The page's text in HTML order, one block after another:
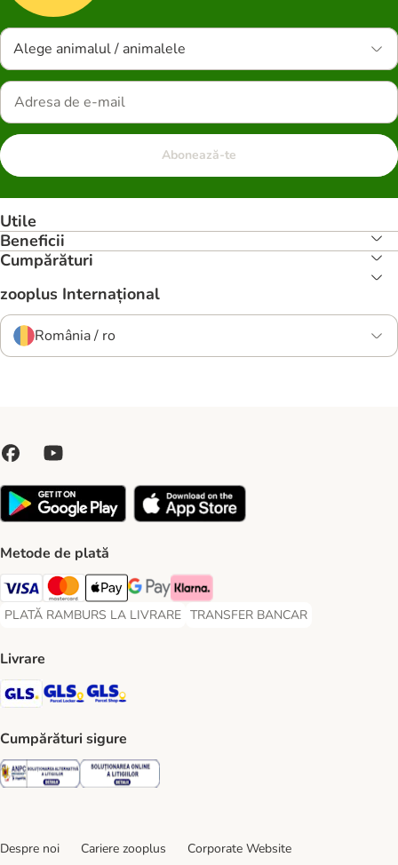
Alege animalul / animalele
Abonează-te
Utile
Beneficii
Cumpărături
zooplus Internațional
România / ro
Metode de plată
Visa Payment Method
Master Card Payment Method
Apple Pay Payment Method
Google Pay Payment Method
Klarna Payment Method
PLATĂ RAMBURS LA LIVRARE
PLATĂ RAMBURS LA LIVRARE Payment Method
TRANSFER BANCAR
TRANSFER BANCAR Payment
Livrare
GLS Shipping Method
GLS Locker Shipping Method
Cumpărături sigure
Security Security
Despre noi Cariere zooplus
Corporate Website